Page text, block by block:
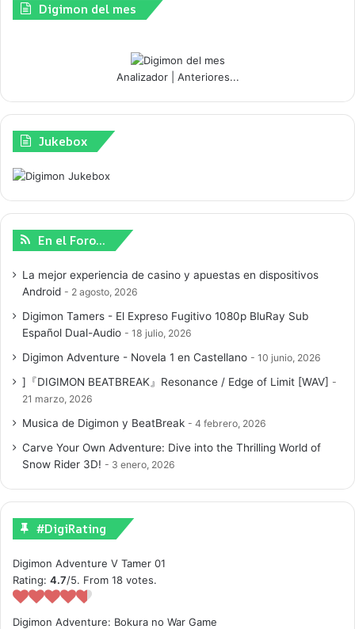
Digimon del mes
Analizador| Anteriores...
Jukebox
En el Foro…
La mejor experiencia de casino y apuestas en dispositivos
Android
2 agosto, 2026
Digimon Tamers - El Expreso Fugitivo 1080p BluRay Sub
Español Dual-Audio
18 julio, 2026
Digimon Adventure - Novela 1 en Castellano 10 junio, 2026
]『DIGIMON BEATBREAK』Resonance / Edge of Limit [WAV]
21 marzo, 2026
Musica de Digimon y BeatBreak 4 febrero, 2026
Carve Your Own Adventure: Dive into the Thrilling World of
Snow Rider 3D!
3 enero, 2026
#DigiRating
Digimon Adventure V Tamer 01
Rating: 4.7/5. From 18 votes.
Digimon Adventure: Bokura no War Game